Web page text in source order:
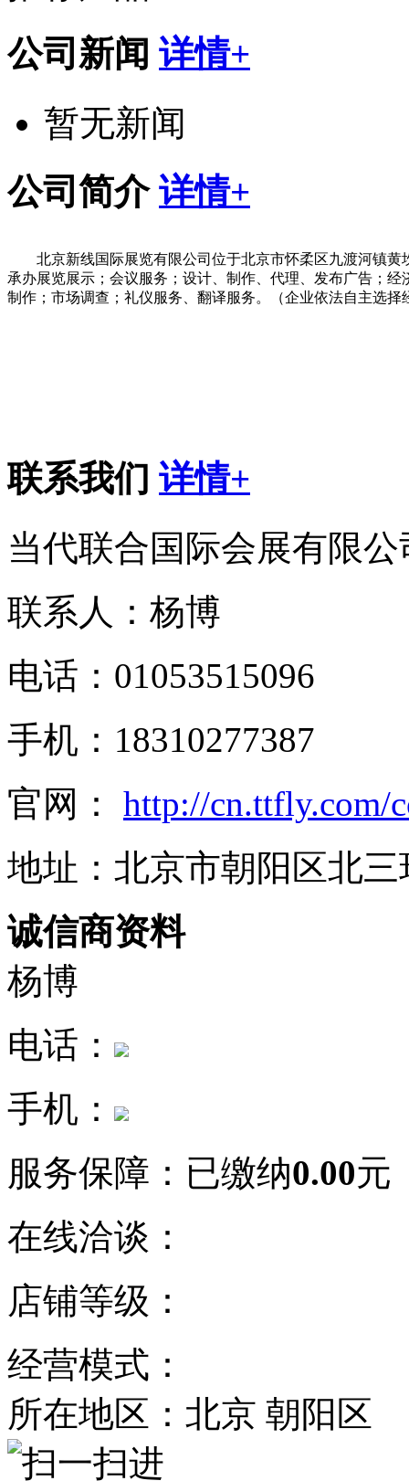
公司新闻 详情+
暂无新闻
公司简介 详情+
北京新线国际展览有限公司位于北京市怀柔区九渡河镇
承办展览展示；会议服务；设计、制作、代理、发布广告；
制作；市场调查；礼仪服务、翻译服务。（企业依法自主选择
联系我们 详情+
当代联合国际会展有限公
联系人：杨博
电话：01053515096
手机：18310277387
官网： http://cn.ttfly.com/
地址：北京市朝阳区北三
诚信商资料
杨博
电话：
手机：
服务保障： 已缴纳0.00元
在线洽谈：
店铺等级：
经营模式：
所在地区：北京 朝阳区